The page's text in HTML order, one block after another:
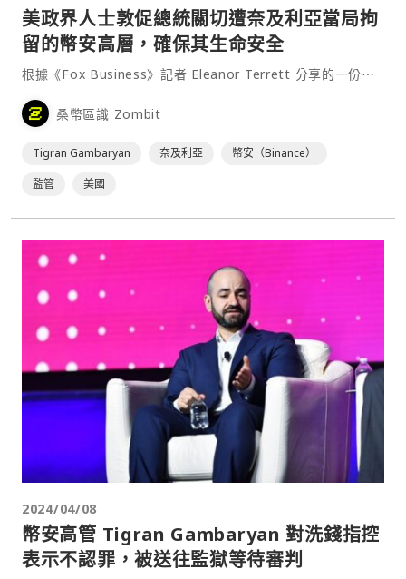
美政界人士敦促總統關切遭奈及利亞當局拘
留的幣安高層，確保其生命安全
根據《Fox Business》記者 Eleanor Terrett 分享的一份⋯
桑幣區識 Zombit
Tigran Gambaryan 奈及利亞
幣安（Binance）
監管
美國
2024/04/08
幣安高管 Tigran Gambaryan 對洗錢指控
表示不認罪，被送往監獄等待審判